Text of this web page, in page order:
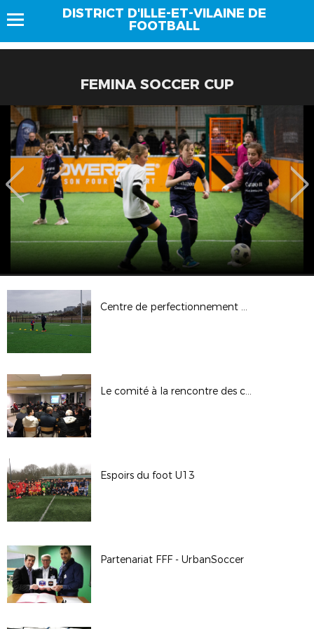
DISTRICT D'ILLE-ET-VILAINE DE
FOOTBALL
FEMINA SOCCER CUP
Centre de perfectionnement GDB au Rheu
Le comité à la rencontre des clubs
Espoirs du foot U13
Partenariat FFF - UrbanSoccer